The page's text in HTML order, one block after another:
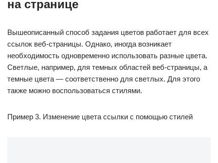
на странице
Вышеописанный способ задания цветов работает для всех
ссылок веб-страницы. Однако, иногда возникает
необходимость одновременно использовать разные цвета.
Светлые, например, для темных областей веб-страницы, а
темные цвета — соответственно для светлых. Для этого
также можно воспользоваться стилями.
Пример 3. Изменение цвета ссылки с помощью стилей